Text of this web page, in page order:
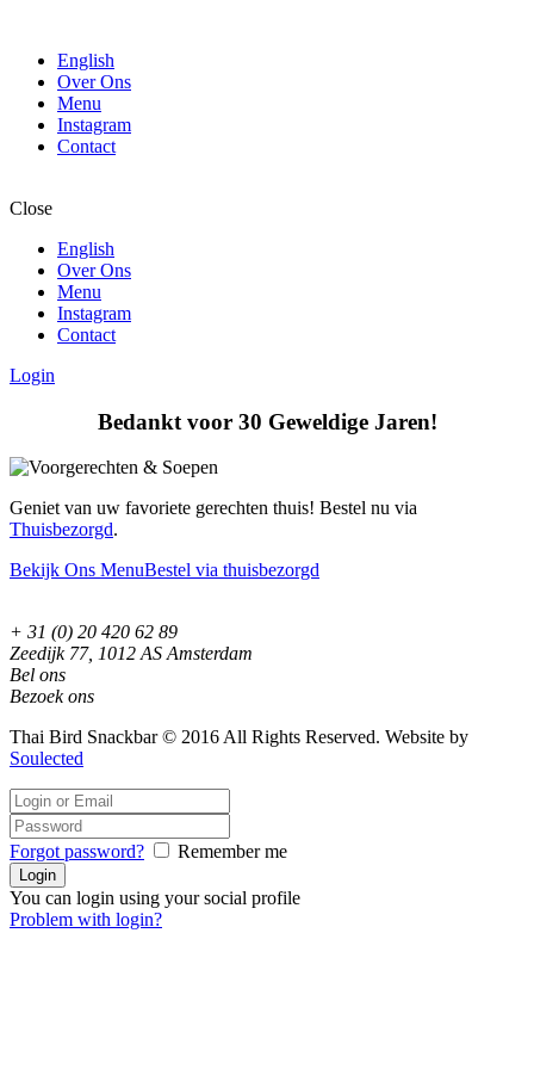
English
Over Ons
Menu
Instagram
Contact
Close
English
Over Ons
Menu
Instagram
Contact
Login
Bedankt voor 30 Geweldige Jaren!
Geniet van uw favoriete gerechten thuis! Bestel nu via
Thuisbezorgd.
Bekijk Ons MenuBestel via thuisbezorgd
+ 31 (0) 20 420 62 89
Zeedijk 77, 1012 AS Amsterdam
Bel ons
Bezoek ons
Thai Bird Snackbar © 2016 All Rights Reserved. Website by
Soulected
Forgot password? Remember me
You can login using your social profile
Problem with login?